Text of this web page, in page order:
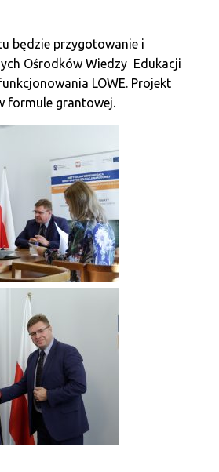
będzie przygotowanie i
Ośrodków Wiedzy Edukacji
LOWE. Projekt
formule grantowej.